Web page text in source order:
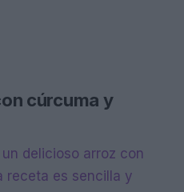
cúrcuma y
delicioso arroz con
receta es sencilla y